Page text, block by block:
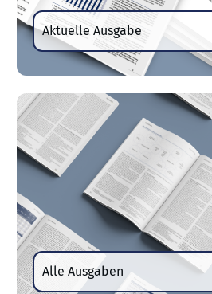
Aktuelle Ausgabe
Alle Ausgaben